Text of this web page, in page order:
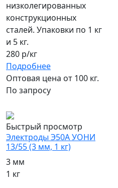
низколегированных
конструкционных
сталей. Упаковки по 1 кг
и 5 кг.
280 р/кг
Подробнее
Оптовая цена от 100 кг.
По запросу
Быстрый просмотр
Электроды Э50А УОНИ
13/55 (3 мм, 1 кг)
3 мм
1 кг